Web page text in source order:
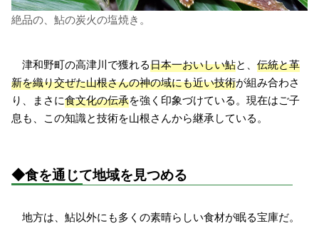
絶品の、鮎の炭火の塩焼き。
津和野町の高津川で獲れる日本一おいしい鮎と、 伝統と革
新を織り交ぜた山根さんの神の域にも近い技術が組み合わさ
り、まさに食文化の伝承を強く印象づけている。現在はご子
息も、この知識と技術を山根さんから継承している。
◆食を通じて地域を見つめる
地方は、鮎以外にも多くの素晴らしい食材が眠る宝庫だ。